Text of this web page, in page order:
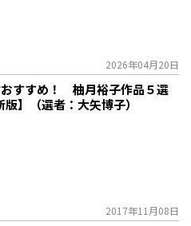
2026年04月20日
おすすめ！ 柚月裕子作品５選
版】（選者：大矢博子）
2017年11月08日